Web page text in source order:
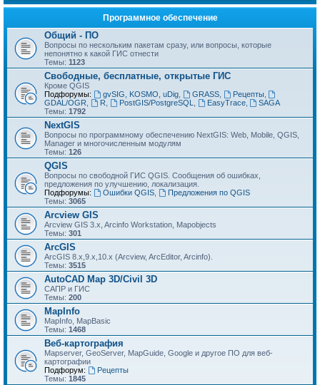
Программное обеспечение
Общий - ПО
Вопросы по нескольким пакетам сразу, или вопросы, которые
непонятно к какой ГИС отнести
Темы: 1123
Свободные, бесплатные, открытые ГИС
Кроме QGIS
Подфорумы:
gvSIG, KOSMO, uDig, GRASS, Рецепты,
GDAL/OGR
R PostGIS/PostgreSQL EasyTrace,
SAGA
Темы: 1792
NextGIS
Вопросы по программному обеспечению NextGIS: Web, Mobile, QGIS,
Manager и многочисленным модулям
Темы: 126
QGIS
Вопросы по свободной ГИС QGIS. Сообщения об ошибках,
предложения по улучшению, локализация.
Подфорумы:
Ошибки QGIS,
Предложения по QGIS
Темы: 3065
Arcview GIS
Arcview GIS 3.x, Arcinfo Workstation, Mapobjects
Темы: 301
ArcGIS
ArcGIS 8.x,9.x,10.x (Arcview, ArcEditor, Arcinfo).
Темы: 3515
AutoCAD Map 3D/Civil 3D
САПР и ГИС
Темы: 200
MapInfo
MapInfo, MapBasic
Темы: 1468
Веб-картография
Mapserver, GeoServer, MapGuide, Google и другое ПО для веб-
картографии
Подфорум:
Рецепты
Темы: 1845